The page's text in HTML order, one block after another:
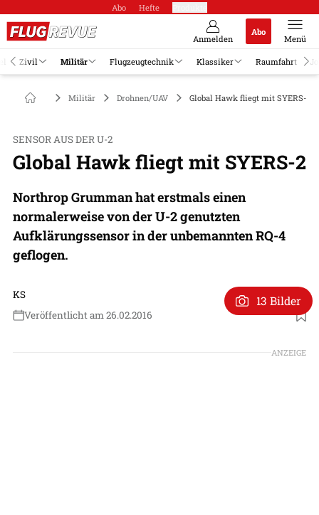
Abo Hefte
Anmelden
Abo
Menü
Zivil Militär Flugzeugtechnik Klassiker Raumfahrt
Militär Drohnen/UAV Global Hawk fliegt mit SYERS-2
SENSOR AUS DER U-2
Global Hawk fliegt mit SYERS-2
Northrop Grumman hat erstmals einen
normalerweise von der U-2 genutzten
Aufklärungssensor in der unbemannten RQ-4
geflogen.
KS
Veröffentlicht am 26.02.2016
13 Bilder
ANZEIGE